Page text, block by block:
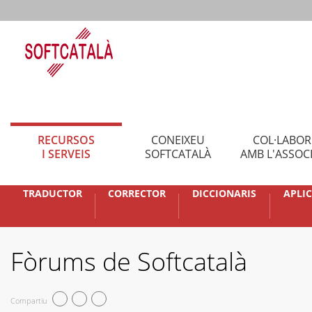
RECURSOS
I SERVEIS
CONEIXEU
SOFTCATALÀ
AMB
TRADUCTOR CORRECTOR DICCIONARIS
Fòrums de Softcatalà
Compartiu